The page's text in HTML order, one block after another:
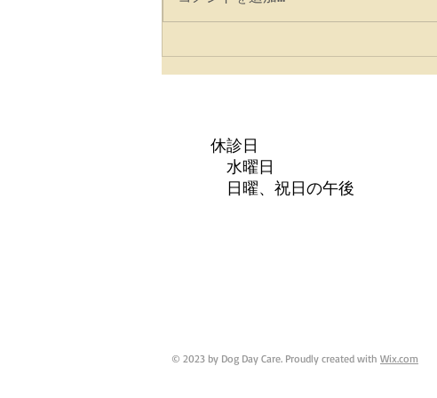
☆臨時休診日変更☆
休診日
水曜日
日曜、祝日の午後
© 2023 by Dog Day Care. Proudly created with Wix.com